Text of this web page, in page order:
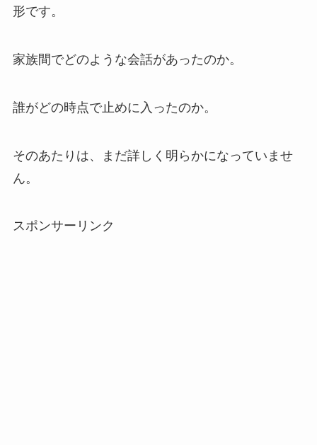
形です。
家族間でどのような会話があったのか。
誰がどの時点で止めに入ったのか。
そのあたりは、まだ詳しく明らかになっていませ
ん。
スポンサーリンク